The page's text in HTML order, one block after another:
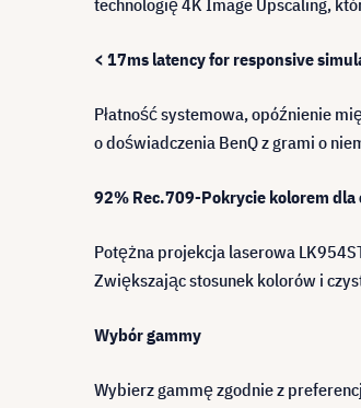
technologię 4K Image Upscaling,
< 17ms latency for responsive
Płatność systemowa, opóźnienie
o doświadczenia BenQ z grami o
92% Rec.709-Pokrycie kolorem
Potężna projekcja laserowa
Zwiększając stosunek kolorów i
Wybór gammy
Wybierz gammę zgodnie z